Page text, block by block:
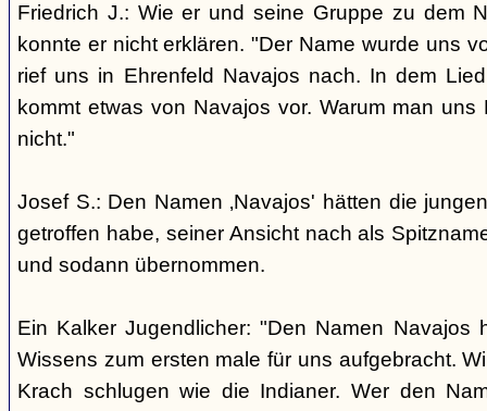
Friedrich J.: Wie er und seine Gruppe zu dem
konnte er nicht erklären. "Der Name wurde uns
rief uns in Ehrenfeld Navajos nach. In dem
kommt etwas von Navajos vor. Warum man
nicht."
Josef S.: Den Namen ‚Navajos' hätten die
getroffen habe, seiner Ansicht nach als
und sodann übernommen.
Ein Kalker Jugendlicher: "Den Namen Navajos
Wissens zum ersten male für uns aufgebracht.
Krach schlugen wie die Indianer. Wer den